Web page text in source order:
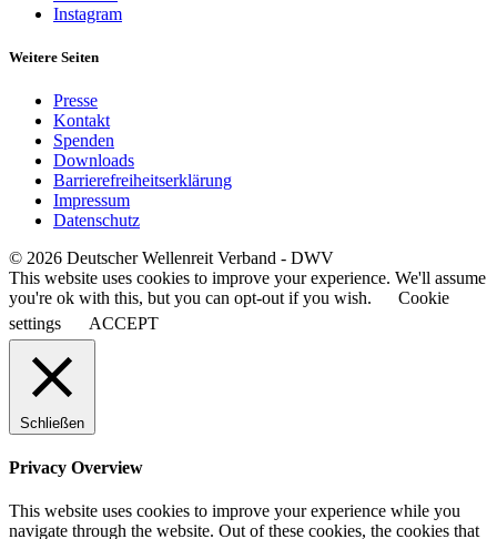
Instagram
Weitere Seiten
Presse
Kontakt
Spenden
Downloads
Barrierefreiheitserklärung
Impressum
Datenschutz
© 2026 Deutscher Wellenreit Verband - DWV
This website uses cookies to improve your experience. We'll assume
you're ok with this, but you can opt-out if you wish.
Cookie
settings
ACCEPT
Schließen
Privacy Overview
This website uses cookies to improve your experience while you
navigate through the website. Out of these cookies, the cookies that